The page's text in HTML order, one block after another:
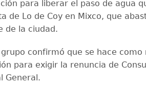
para liberar el paso de agua
de Lo de Coy en Mixco, que
de la ciudad.
grupo confirmó que se hace como
para exigir la renuncia de
General.